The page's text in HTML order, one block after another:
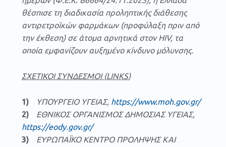
θέσπισε τη διαδικασία προληπτικής διάθεσης
αντιρετροϊκών φαρμάκων (προφύλαξη πριν από
την έκθεση) σε άτομα αρνητικά στον HIV, τα
οποία εμφανίζουν αυξημένο κίνδυνο μόλυνσης.
ΣΧΕΤΙΚΟΙ ΣΥΝΔΕΣΜΟΙ (LINKS)
ΥΠΟΥΡΓΕΙΟ ΥΓΕΙΑΣ, https://www.moh.gov.gr/
ΕΘΝΙΚΟΣ ΟΡΓΑΝΙΣΜΟΣ ΔΗΜΟΣΙΑΣ ΥΓΕΙΑΣ,
https://eody.gov.gr/
ΕΥΡΩΠΑΪΚΟ ΚΕΝΤΡΟ ΠΡΟΛΗΨΗΣ ΚΑΙ